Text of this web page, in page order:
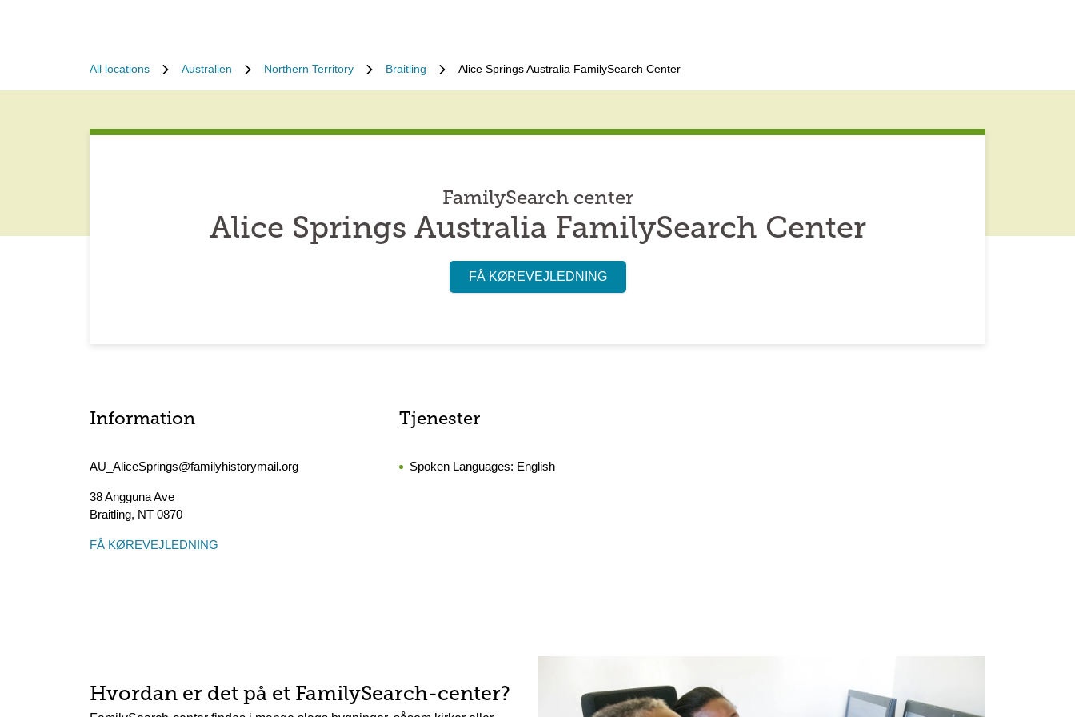
All locations Australien Northern Territory Braitling Alice Springs Australia FamilySearch Center
FamilySearch center
Alice Springs Australia FamilySearch Center
FÅ KØREVEJLEDNING
Information
AU_AliceSprings@familyhistorymail.org
38 Angguna Ave
Braitling, NT 0870
FÅ KØREVEJLEDNING
Tjenester
Spoken Languages: English
Hvordan er det på et FamilySearch-center?